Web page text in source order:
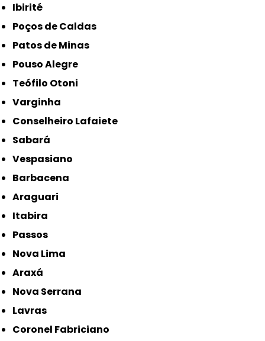
Ibirité
Poços de Caldas
Patos de Minas
Pouso Alegre
Teófilo Otoni
Varginha
Conselheiro Lafaiete
Sabará
Vespasiano
Barbacena
Araguari
Itabira
Passos
Nova Lima
Araxá
Nova Serrana
Lavras
Coronel Fabriciano